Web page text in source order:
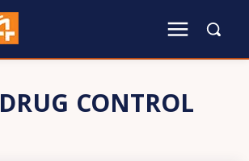
DRUG CONTROL